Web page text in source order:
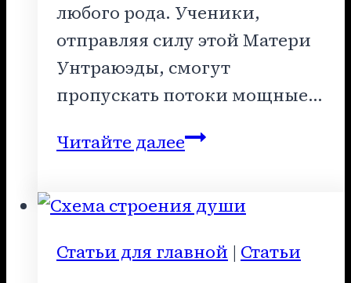
любого рода. Ученики,
отправляя силу этой Матери
Унтраюэды, смогут
пропускать потоки мощные…
Читайте далееРабота
с
учениками
Статьи для главной | Статьи